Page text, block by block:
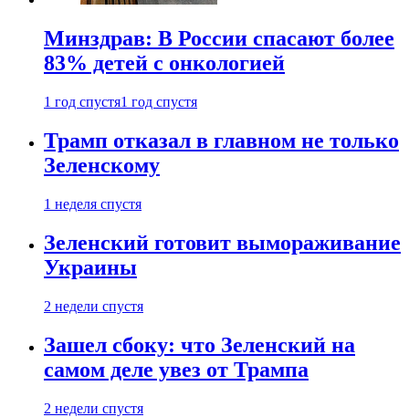
Минздрав: В России спасают более
83% детей с онкологией
1 год спустя1 год спустя
Трамп отказал в главном не только
Зеленскому
1 неделя спустя
Зеленский готовит вымораживание
Украины
2 недели спустя
Зашел сбоку: что Зеленский на
самом деле увез от Трампа
2 недели спустя